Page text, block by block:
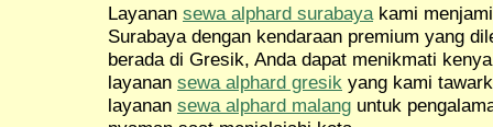
Layanan sewa alphard surabaya kami
Surabaya dengan kendaraan premium yang
berada di Gresik, Anda dapat menikmati
layanan sewa alphard gresik yang kami
layanan sewa alphard malang untuk